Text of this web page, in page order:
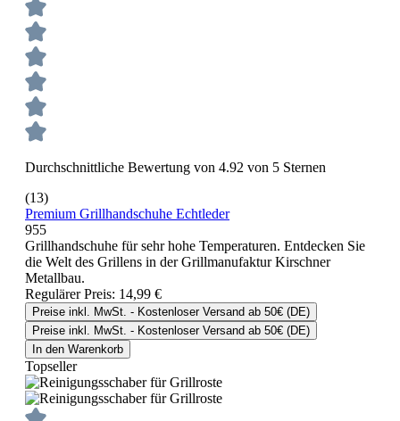
Durchschnittliche Bewertung von 4.92 von 5 Sternen
(13)
Premium Grillhandschuhe Echtleder
955
Grillhandschuhe für sehr hohe Temperaturen. Entdecken Sie
die Welt des Grillens in der Grillmanufaktur Kirschner
Metallbau.
Regulärer Preis: 14,99 €
Preise inkl. MwSt. - Kostenloser Versand ab 50€ (DE)
Preise inkl. MwSt. - Kostenloser Versand ab 50€ (DE)
In den Warenkorb
Topseller